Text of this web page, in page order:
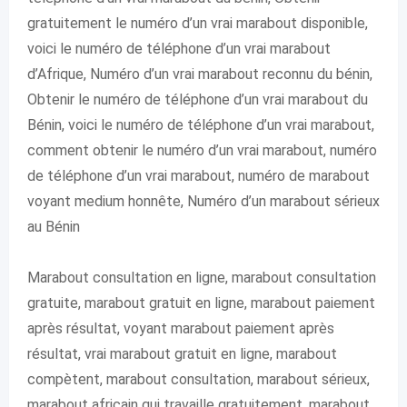
gratuitement le numéro d’un vrai marabout disponible,
voici le numéro de téléphone d’un vrai marabout
d’Afrique, Numéro d’un vrai marabout reconnu du bénin,
Obtenir le numéro de téléphone d’un vrai marabout du
Bénin, voici le numéro de téléphone d’un vrai marabout,
comment obtenir le numéro d’un vrai marabout, numéro
de téléphone d’un vrai marabout, numéro de marabout
voyant medium honnête, Numéro d’un marabout sérieux
au Bénin
Marabout consultation en ligne, marabout consultation
gratuite, marabout gratuit en ligne, marabout paiement
après résultat, voyant marabout paiement après
résultat, vrai marabout gratuit en ligne, marabout
compètent, marabout consultation, marabout sérieux,